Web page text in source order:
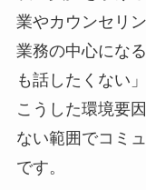
業やカウンセリ
業務の中心にな
も話したくない
こうした環境要
ない範囲でコミ
です。